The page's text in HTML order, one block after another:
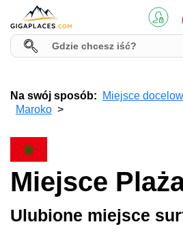
Na swój sposób: Miejsce
Maroko
Miejsce
Ulubione miejsce